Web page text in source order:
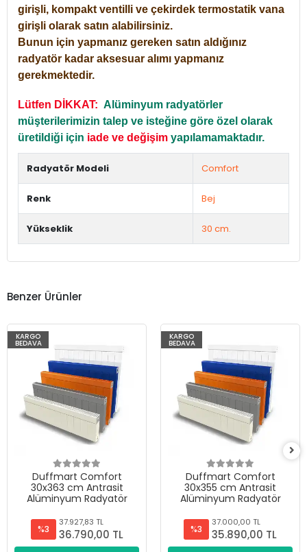
girişli, kompakt ventilli ve çekirdek termostatik vana
girişli olarak satın alabilirsiniz.
Bunun için yapmanız gereken satın aldığınız
radyatör kadar aksesuar alımı yapmanız
gerekmektedir.
Lütfen DİKKAT: Alüminyum radyatörler
müşterilerimizin talep ve isteğine göre özel olarak
üretildiği için iade ve değişim yapılamamaktadır.
Radyatör Modeli Comfort
Renk Bej
Yükseklik 30 cm.
Benzer Ürünler
KARGO
BEDAVA
Duffmart Comfort
30x363 cm Antrasit
Alüminyum Radyatör
%3
37.927,83 TL
36.790,00 TL
KARGO
BEDAVA
Duffmart Comfort
30x355 cm Antrasit
Alüminyum Radyatör
%3
37.000,00 TL
35.890,00 TL